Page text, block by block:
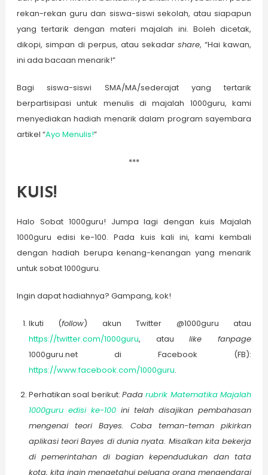
rekan-rekan guru dan siswa-siswi sekolah, atau siapapun
yang tertarik dengan materi majalah ini. Boleh dicetak,
dikopi, simpan di perpus, atau sekadarshare, “Hai kawan,
ini ada bacaan menarik!”
Bagi siswa-siswi SMA/MA/sederajat yang tertarik
berpartisipasi untuk menulis di majalah 1000guru, kami
menyediakan hadiah menarik dalam program sayembara
artikel “Ayo Menulis!”
***
KUIS!
Halo Sobat 1000guru! Jumpa lagi dengan kuis Majalah
1000guru edisi ke-100. Pada kuis kali ini, kami kembali
dengan hadiah berupa kenang-kenangan yang menarik
untuk sobat 1000guru.
Ingin dapat hadiahnya? Gampang, kok!
Ikuti (follow) akun Twitter @1000guru atau
https://twitter.com/1000guru, ataulike fanpage
1000guru.net di Facebook (FB):
https://www.facebook.com/1000guru.
Perhatikan soal berikut: Padarubrik Matematika Majalah
1000guru edisi ke-100ini telah disajikan pembahasan
mengenai teori Bayes. Coba teman-teman pikirkan
aplikasi teori Bayes di dunia nyata. Misalkan kita bekerja
di pemerintahan di bagian kependudukan dan tata
kota, kita ingin mengetahui peluang orang mengendarai